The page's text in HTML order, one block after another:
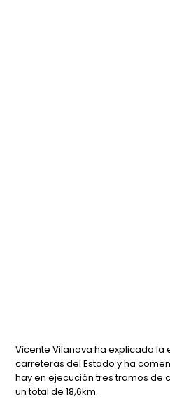
Vicente Vilanova ha explicado la
carreteras del Estado y ha
hay en ejecución tres tramos de
un total de 18,6km.